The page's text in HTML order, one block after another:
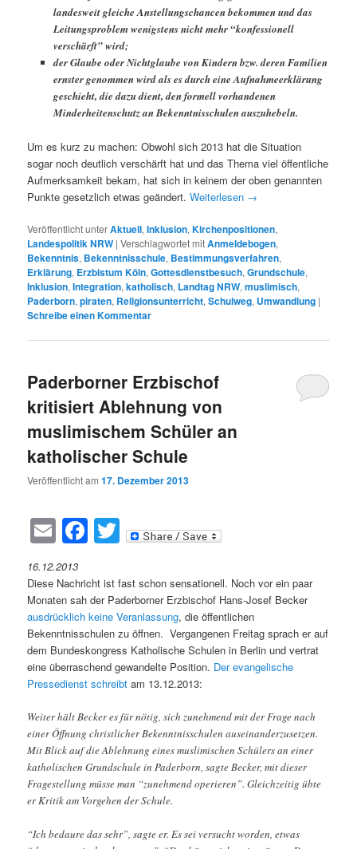
landesweit gleiche Anstellungschancen bekommen und das
Leitungsproblem wenigstens nicht mehr “konfessionell
verschärft” wird;
der Glaube oder Nichtglaube von Kindern bzw. deren Familien
ernster genommen wird als es durch eine Aufnahmeerklärung
geschieht, die dazu dient, den formell vorhandenen
Minderheitenschutz an Bekenntnisschulen auszuhebeln.
Um es kurz zu machen: Obwohl sich 2013 hat die Situation
sogar noch deutlich verschärft hat und das Thema viel öffentliche
Aufmerksamkeit bekam, hat sich in keinem der oben genannten
Punkte gesetzlich etwas geändert.Weiterlesen →
Veröffentlicht unterAktuell,Inklusion,Kirchenpositionen,
Landespolitik NRW |Verschlagwortet mitAnmeldebogen,
Bekenntnis, Bekenntnisschule, Bestimmungsverfahren,
Erklärung, Erzbistum Köln,Gottesdienstbesuch,Grundschule,
Inklusion,Integration,katholisch, Landtag NRW,muslimisch,
Paderborn,piraten, Religionsunterricht,Schulweg, Umwandlung |
Schreibe einen Kommentar
Paderborner Erzbischof
kritisiert Ablehnung von
muslimischem Schüler an
katholischer Schule
Veröffentlicht am17. Dezember 2013
EmailFacebook
Twitter
16.12.2013
Diese Nachricht ist fast schon sensationell. Noch vor ein paar
Monaten sah der Paderborner Erzbischof Hans-Josef Becker
ausdrücklich keine Veranlassung, die öffentlichen
Bekenntnisschulen zu öffnen. Vergangenen Freitag sprach er auf
dem Bundeskongress Katholische Schulen in Berlin und vertrat
eine überraschend gewandelte Position. Der evangelische
Pressedienst schreibt am 13.12.2013:
Weiter hält Becker es für nötig, sich zunehmend mit der Frage nach
einer Öffnung christlicher Bekenntnisschulen auseinanderzusetzen.
Mit Blick auf die Ablehnung eines muslimischen Schülers an einer
katholischen Grundschule in Paderborn, sagte Becker, mit dieser
Fragestellung müsse man “zunehmend operieren”. Gleichzeitig übte
er Kritik am Vorgehen der Schule.
“Ich bedaure das sehr”, sagte er. Es sei versucht worden, etwas